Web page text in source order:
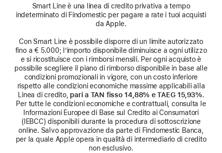
Smart Line è una linea di credito privativa a tempo
indeterminato di Findomestic per pagare a rate i tuoi acquisti
da Apple.
Con Smart Line è possibile disporre di un limite autorizzato
fino a € 5.000; l’importo disponibile diminuisce a ogni utilizzo
e si ricostituisce con i rimborsi mensili. Per ogni acquisto è
possibile scegliere il piano di rimborso disponibile in base alle
condizioni promozionali in vigore, con un costo inferiore
rispetto alle condizioni economiche massime applicabili alla
Linea di credito, pari a TAN fisso 14,88% e TAEG 15,93%.
Per tutte le condizioni economiche e contrattuali, consulta le
Informazioni Europee di Base sul Credito ai Consumatori
(IEBCC) disponibili durante la procedura di sottoscrizione
online. Salvo approvazione da parte di Findomestic Banca,
per la quale Apple opera in qualità di intermediario di credito
non esclusivo.